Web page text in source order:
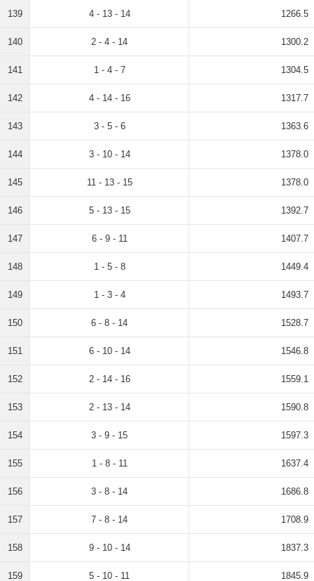
139 4 - 13 - 14 1266.5
140 2 - 4 - 14 1300.2
141 1 - 4 - 7 1304.5
142 4 - 14 - 16 1317.7
143 3 - 5 - 6 1363.6
144 3 - 10 - 14 1378.0
145 11 - 13 - 15 1378.0
146 5 - 13 - 15 1392.7
147 6 - 9 - 11 1407.7
148 1 - 5 - 8 1449.4
149 1 - 3 - 4 1493.7
150 6 - 8 - 14 1528.7
151 6 - 10 - 14 1546.8
152 2 - 14 - 16 1559.1
153 2 - 13 - 14 1590.8
154 3 - 9 - 15 1597.3
155 1 - 8 - 11 1637.4
156 3 - 8 - 14 1686.8
157 7 - 8 - 14 1708.9
158 9 - 10 - 14 1837.3
159 5 - 10 - 11 1845.9